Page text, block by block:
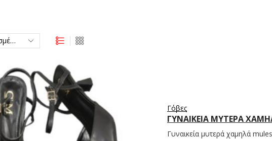
Γόβες
ΓΥΝΑΙΚΕΙΑ ΜΥΤΕΡΑ
Γυναικεία μυτερά χαμηλά